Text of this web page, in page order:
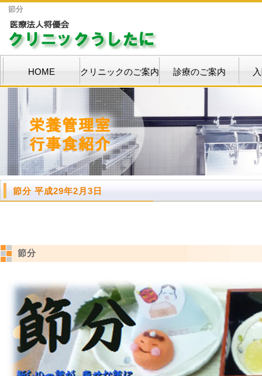
節分
HOME クリニックのご案内 診療のご案内
節分 平成29年2月3日
節分